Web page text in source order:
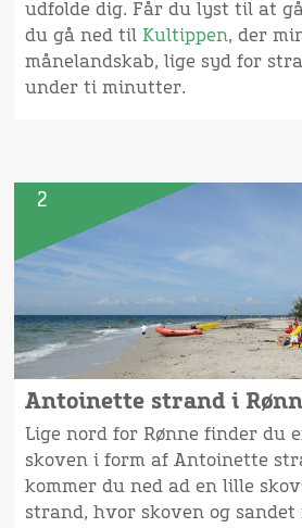
udfolde dig. Får du lyst til at
du gå ned tilKultippen, der
månelandskab, lige syd for
under ti minutter.
2
Antoinette strand i
Lige nord for Rønne finder du
skoven i form af Antoinette
kommer du ned ad en lille
strand, hvor skoven og sandet